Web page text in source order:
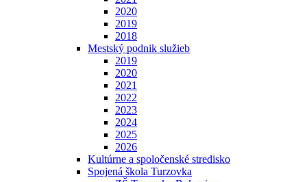
2020
2019
2018
Mestský podnik služieb
2019
2020
2021
2022
2023
2024
2025
2026
Kultúrne a spoločenské stredisko
Spojená škola Turzovka